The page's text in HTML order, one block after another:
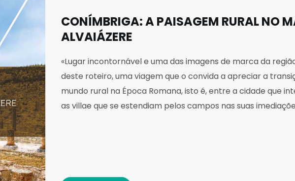
CONÍMBRIGA: A PAISAGEM RURAL NO
ALVAIÁZERE
«Lugar incontornável e uma das imagens de marca da
deste roteiro, uma viagem que o convida a apreciar a
mundo rural na Época Romana, isto é, entre a cidade que
as villae que se estendiam pelos campos nas suas